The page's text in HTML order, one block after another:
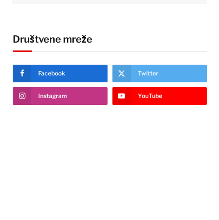
Društvene mreže
Facebook Twitter
Instagram YouTube